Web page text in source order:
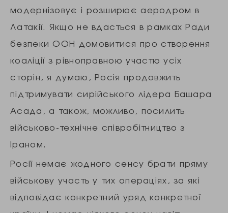
модернізовує і розширює аеродром в
Латакії. Якщо не вдасться в рамках Ради
безпеки ООН домовитися про створення
коаліції з рівноправною участю усіх
сторін, я думаю, Росія продовжить
підтримувати сирійського лідера Башара
Асада, а також, можливо, посилить
військово-технічне співробітництво з
Іраном.
Росії немає жодного сенсу брати пряму
військову участь у тих операціях, за які
відповідає конкретний уряд конкретної